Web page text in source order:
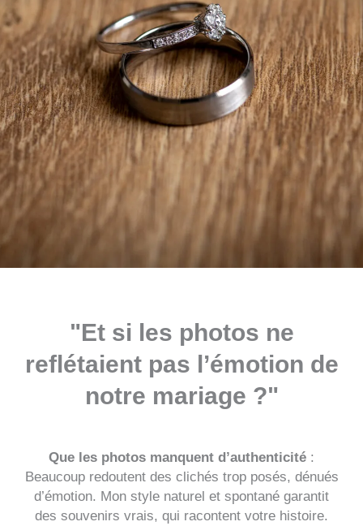
"Et si les photos ne
reflétaient pas l’émotion de
notre mariage ?"
Que les photos manquent d’authenticité :
Beaucoup redoutent des clichés trop posés, dénués
d’émotion. Mon style naturel et spontané garantit
des souvenirs vrais, qui racontent votre histoire.